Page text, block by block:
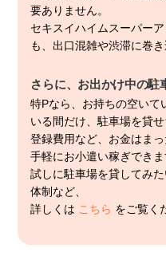
要ありません。
セキスイハイムスーパー
も、出口混雑や渋滞に巻
さらに、お出かけ中の駐
特Pなら、お持ちの空いて
いる間だけ、駐車場を貸せ
登録費用など、お金はま
手軽にお小遣い稼ぎできま
試しに駐車場を貸してみ
体制など、
詳しくは こちら をご覧く